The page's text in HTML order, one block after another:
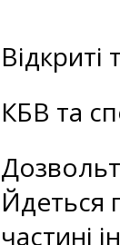
Відкриті
КБВ та
Йдеться
частині